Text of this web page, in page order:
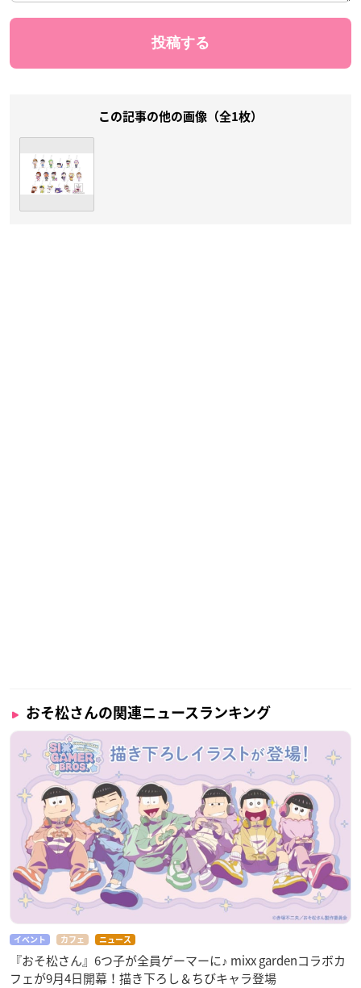
この記事の他の画像（全1枚）
おそ松さんの関連ニュースランキング
イベント カフェ ニュース
『おそ松さん』6つ子が全員ゲーマーに♪ mixx gardenコラボカ
フェが9月4日開幕！描き下ろし＆ちびキャラ登場